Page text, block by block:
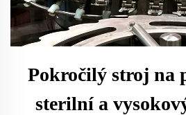
Pokročilý stroj na
sterilní a